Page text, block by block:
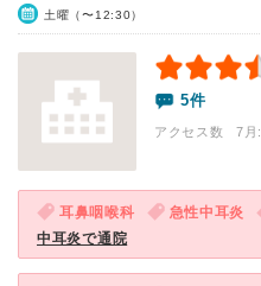
土曜（〜12:30）
5件
アクセス数 7月:
耳鼻咽喉科 急性中耳炎
中耳炎で通院